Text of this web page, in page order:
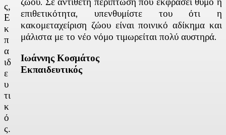
ς,
Ε
κ
π
α
ιδ
ε
υ
τι
κ
ό
ς.
επιθετικότητα, υπενθυμίστε του ότι η
κακομεταχείριση ζώου είναι ποινικό αδίκημα και
μάλιστα με το νέο νόμο τιμωρείται πολύ αυστηρά.
Ιωάννης Κοσμάτος
Εκπαιδευτικός